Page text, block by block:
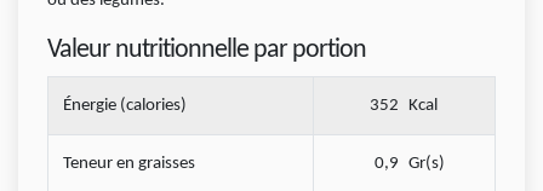
Valeur nutritionnelle par portion
Énergie (calories) 352 Kcal
Teneur en graisses 0,9 Gr(s)